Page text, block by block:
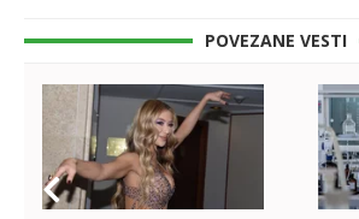
POVEZANE VESTI